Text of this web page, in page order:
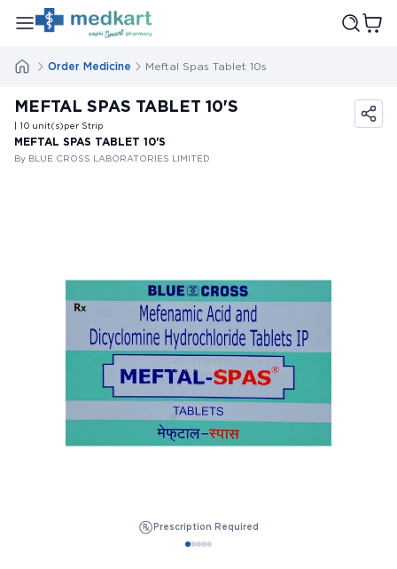
Order Medicine Meftal Spas Tablet 10s
MEFTAL SPAS TABLET 10'S
| 10 unit(s)per Strip
MEFTAL SPAS TABLET 10'S
By BLUE CROSS LABORATORIES LIMITED
Prescription Required